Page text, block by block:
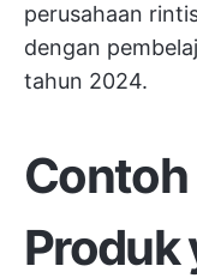
perusahaan
dengan
tahun 2024.
Contoh
Produk